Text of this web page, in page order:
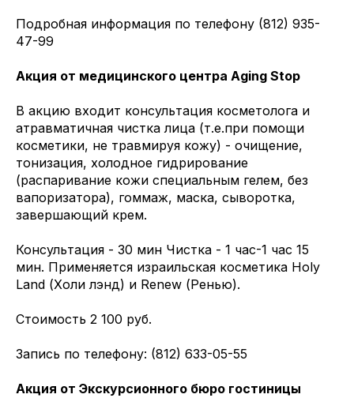
Подробная информация по телефону (812) 935-
47-99
Акция от медицинского центра Aging Stop
В акцию входит консультация косметолога и
атравматичная чистка лица (т.е.при помощи
косметики, не травмируя кожу) - очищение,
тонизация, холодное гидрирование
(распаривание кожи специальным гелем, без
вапоризатора), гоммаж, маска, сыворотка,
завершающий крем.
Консультация - 30 мин Чистка - 1 час-1 час 15
мин. Применяется израильская косметика Holy
Land (Холи лэнд) и Renew (Ренью).
Стоимость 2 100 руб.
Запись по телефону: (812) 633-05-55
Акция от Экскурсионного бюро гостиницы